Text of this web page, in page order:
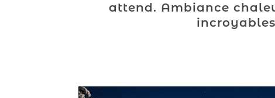
attend. Ambiance
incroyables